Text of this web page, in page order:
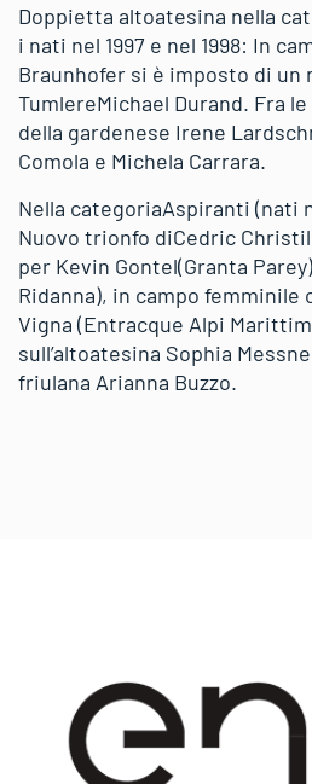
Doppietta altoatesina nella
i nati nel 1997 e nel 1998: In
Braunhofer si è imposto di un
TumlereMichael Durand. Fra
della gardenese Irene
Comola e Michela Carrara.
Nella categoriaAspiranti (nati
Nuovo trionfo diCedric
per Kevin Gontel(Granta
Ridanna), in campo femminile
Vigna (Entracque Alpi
sull’altoatesina Sophia
friulana Arianna Buzzo.